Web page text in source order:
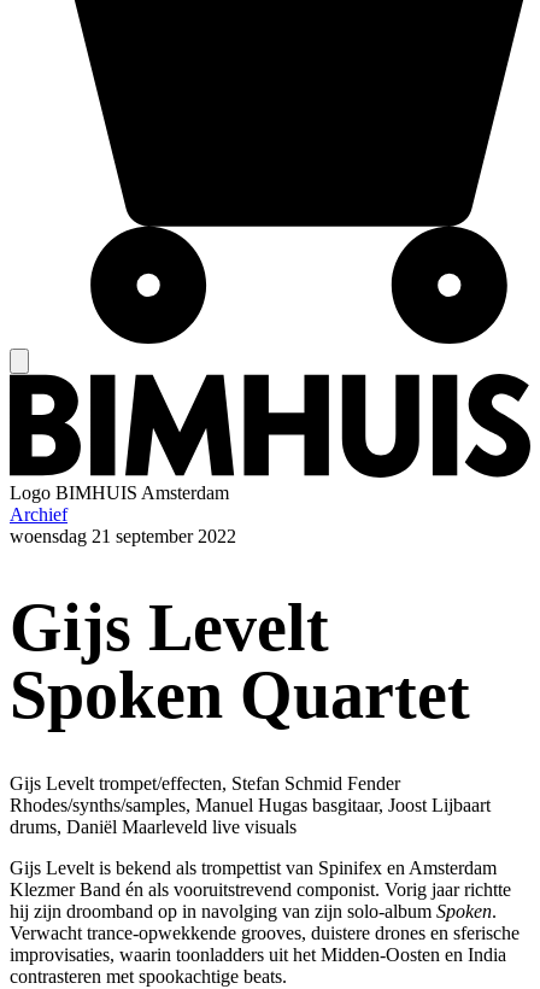
Logo BIMHUIS Amsterdam
Archief
woensdag 21 september 2022
Gijs Levelt
Spoken Quartet
Gijs Levelt trompet/effecten, Stefan Schmid Fender
Rhodes/synths/samples, Manuel Hugas basgitaar, Joost Lijbaart
drums, Daniël Maarleveld live visuals
Gijs Levelt is bekend als trompettist van Spinifex en Amsterdam
Klezmer Band én als vooruitstrevend componist. Vorig jaar richtte
hij zijn droomband op in navolging van zijn solo-album Spoken.
Verwacht trance-opwekkende grooves, duistere drones en sferische
improvisaties, waarin toonladders uit het Midden-Oosten en India
contrasteren met spookachtige beats.